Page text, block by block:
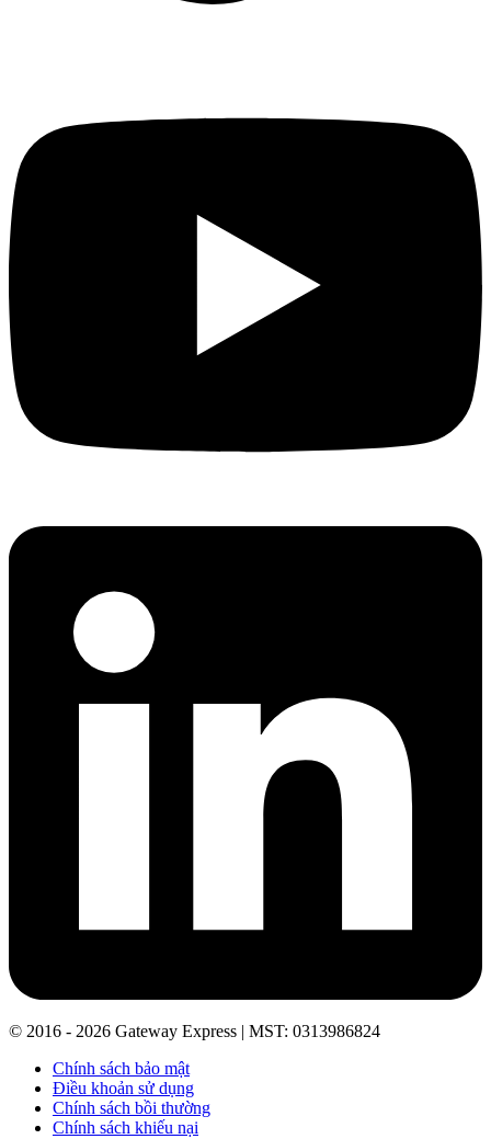
© 2016 - 2026 Gateway Express | MST: 0313986824
Chính sách bảo mật
Điều khoản sử dụng
Chính sách bồi thường
Chính sách khiếu nại